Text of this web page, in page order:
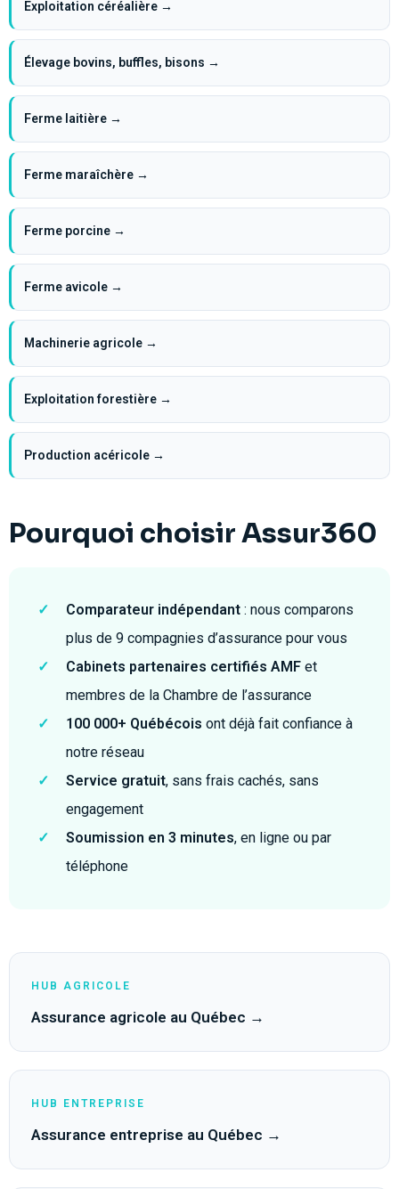
Exploitation céréalière →
Élevage bovins, buffles, bisons →
Ferme laitière →
Ferme maraîchère →
Ferme porcine →
Ferme avicole →
Machinerie agricole →
Exploitation forestière →
Production acéricole →
Pourquoi choisir Assur360
✓ Comparateur indépendant: nous comparons
plus de 9 compagnies d’assurance pour vous
✓
Cabinets partenaires certifiés AMFet
membres de la Chambre de l’assurance
✓
100 000+ Québécois ont déjà fait confiance à
notre réseau
✓
Service gratuit, sans frais cachés, sans
engagement
✓
Soumission en 3 minutes, en ligne ou par
téléphone
HUB AGRICOLE
Assurance agricole au Québec →
HUB ENTREPRISE
Assurance entreprise au Québec →